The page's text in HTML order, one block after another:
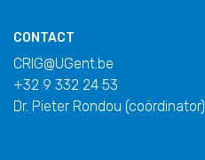
CONTACT
CRIG@UGent.be
+32 9 332 24 53
Dr. Pieter Rondou (coördinator)